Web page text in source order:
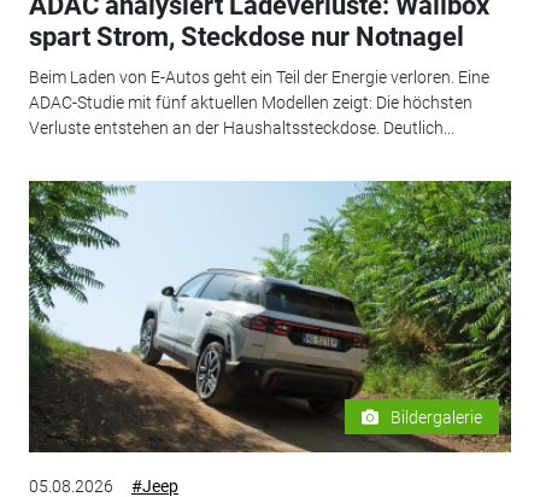
spart Strom, Steckdose nur Notnagel
Beim Laden von E-Autos geht ein Teil der Energie verloren. Eine
ADAC-Studie mit fünf aktuellen Modellen zeigt: Die höchsten
Verluste entstehen an der Haushaltssteckdose. Deutlich...
Bildergalerie
05.08.2026 #Jeep